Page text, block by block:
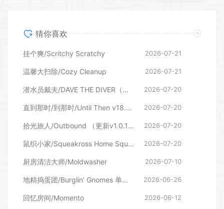
猜你喜欢
挂个爽/Scritchy Scratchy 2026-07-21
温馨大扫除/Cozy Cleanup 2026-07-21
潜水员戴夫/DAVE THE DIVER（更新v1.0.6.2039—更新DLC） 2026-07-20
直到那时/到那时/Until Then v18.06.2026—更新旧影DLC 2026-07-20
拾光旅人/Outbound （更新v1.0.16 单机/网络联机） 2026-07-20
鼠织小家/Squeakross Home Squeak Home （更新v1.8b） 2026-07-20
厨房清洁大师/Moldwasher 2026-07-10
地精捣蛋团/Burglin’ Gnomes 单机/网络联机 2026-06-26
回忆房间/Momento 2026-06-12